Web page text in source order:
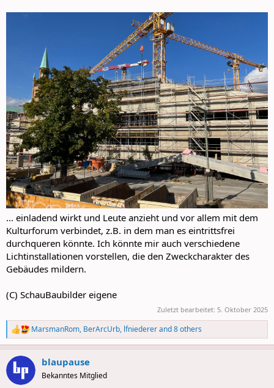
... einladend wirkt und Leute anzieht und vor allem mit dem
Kulturforum verbindet, z.B. in dem man es eintrittsfrei
durchqueren könnte. Ich könnte mir auch verschiedene
Lichtinstallationen vorstellen, die den Zweckcharakter des
Gebäudes mildern.
(C) SchauBaubilder eigene
Zuletzt bearbeitet: 5. Oktober 2025
R
e
a
c
t
i
MarsmanRom, BerArcUrb, lfniedererand 8 others
blaupause
Bekanntes Mitglied